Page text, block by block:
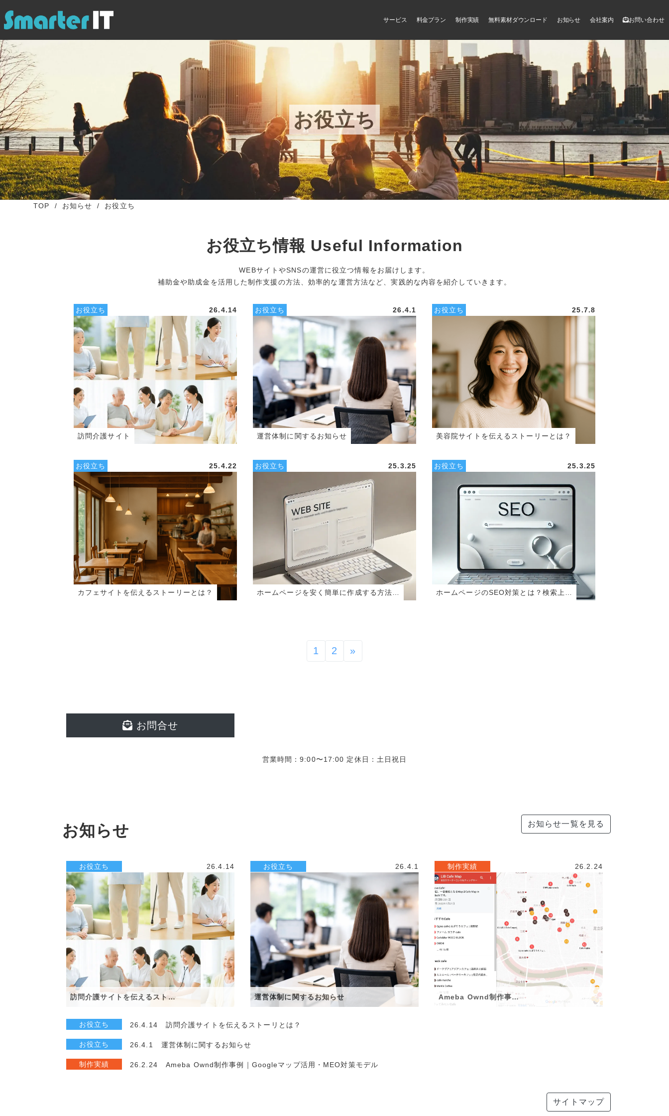
サービス 料金プラン 制作実績 無料素材ダウンロード お知らせ 会社案内 お問い合わせ
お役立ち
TOP お知らせ お役立ち
お役立ち情報 Useful Information
WEBサイトやSNSの運営に役立つ情報をお届けします。
補助金や助成金を活用した制作支援の方法、効率的な運営方法など、実践的な内容を紹介していきます。
お役立ち 26.4.14
訪問介護サイト
お役立ち 26.4.1
運営体制に関するお知らせ
お役立ち 25.7.8
美容院サイトを伝えるストーリーとは？
お役立ち 25.4.22
カフェサイトを伝えるストーリーとは？
お役立ち 25.3.25
ホームページを安く簡単に作成する方法…
お役立ち 25.3.25
ホームページのSEO対策とは？検索上…
1 2 »
お問合せ
営業時間：9:00〜17:00 定休日：土日祝日
お知らせ一覧を見る
お知らせ
お役立ち 26.4.14
訪問介護サイトを伝えるスト…
お役立ち 26.4.1
運営体制に関するお知らせ
制作実績 26.2.24
Ameba Ownd制作事…
お役立ち 26.4.14 訪問介護サイトを伝えるストーリとは？
お役立ち 26.4.1 運営体制に関するお知らせ
制作実績 26.2.24 Ameba Ownd制作事例｜Googleマップ活用・MEO対策モデル
サイトマップ